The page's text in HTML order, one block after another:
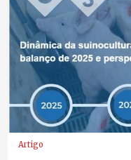
Artigo